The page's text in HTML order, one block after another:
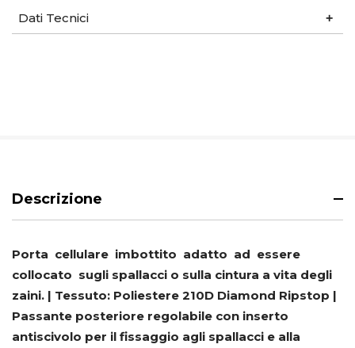
Dati Tecnici
Descrizione
Porta cellulare imbottito adatto ad essere
collocato sugli spallacci o sulla cintura a vita degli
zaini. | Tessuto: Poliestere 210D Diamond Ripstop |
Passante posteriore regolabile con inserto
antiscivolo per il fissaggio agli spallacci e alla